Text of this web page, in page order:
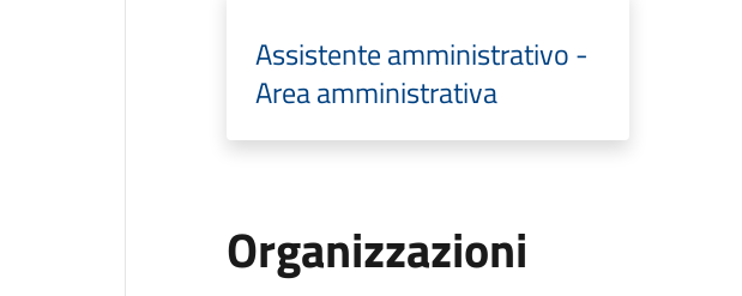
Assistente amministrativo -
Area amministrativa
Organizzazioni